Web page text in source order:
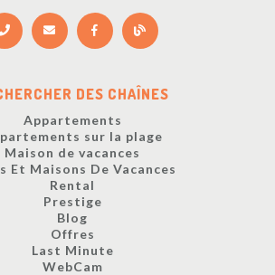
DES CHAÎNES
Appartements
sur la plage
Maison de vacances
Et Maisons De Vacances
Rental
Prestige
Blog
Offres
Last Minute
WebCam